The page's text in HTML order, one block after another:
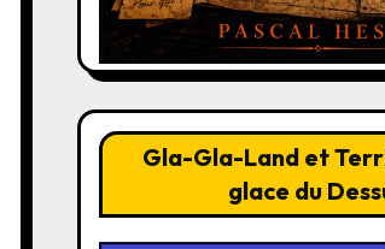
Gla-Gla-Land et
glace du